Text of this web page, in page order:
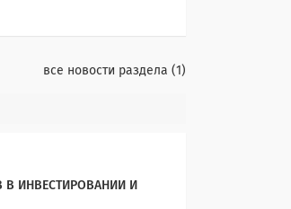
все новости раздела 1
ИНВЕСТИРОВАНИИ И